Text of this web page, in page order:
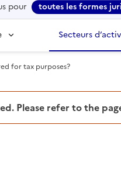
pour toutes les formes
Secteurs
for tax purposes?
Please refer to the